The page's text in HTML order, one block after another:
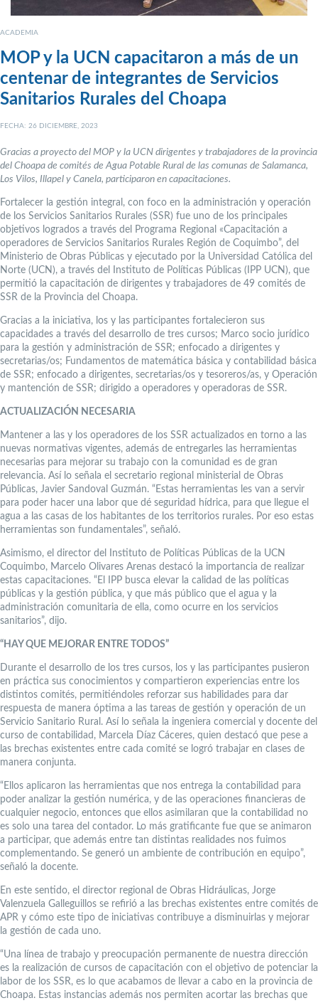
ACADEMIA
MOP y la UCN capacitaron a más de un
centenar de integrantes de Servicios
Sanitarios Rurales del Choapa
FECHA: 26 DICIEMBRE, 2023
Gracias a proyecto del MOP y la UCN dirigentes y trabajadores de la provincia
del Choapa de comités de Agua Potable Rural de las comunas de Salamanca,
Los Vilos, Illapel y Canela, participaron en capacitaciones.
Fortalecer la gestión integral, con foco en la administración y operación
de los Servicios Sanitarios Rurales (SSR) fue uno de los principales
objetivos logrados a través del Programa Regional «Capacitación a
operadores de Servicios Sanitarios Rurales Región de Coquimbo”, del
Ministerio de Obras Públicas y ejecutado por la Universidad Católica del
Norte (UCN), a través del Instituto de Políticas Públicas (IPP UCN), que
permitió la capacitación de dirigentes y trabajadores de 49 comités de
SSR de la Provincia del Choapa.
Gracias a la iniciativa, los y las participantes fortalecieron sus
capacidades a través del desarrollo de tres cursos; Marco socio jurídico
para la gestión y administración de SSR; enfocado a dirigentes y
secretarias/os; Fundamentos de matemática básica y contabilidad básica
de SSR; enfocado a dirigentes, secretarias/os y tesoreros/as, y Operación
y mantención de SSR; dirigido a operadores y operadoras de SSR.
ACTUALIZACIÓN NECESARIA
Mantener a las y los operadores de los SSR actualizados en torno a las
nuevas normativas vigentes, además de entregarles las herramientas
necesarias para mejorar su trabajo con la comunidad es de gran
relevancia. Así lo señala el secretario regional ministerial de Obras
Públicas, Javier Sandoval Guzmán. “Estas herramientas les van a servir
para poder hacer una labor que dé seguridad hídrica, para que llegue el
agua a las casas de los habitantes de los territorios rurales. Por eso estas
herramientas son fundamentales”, señaló.
Asimismo, el director del Instituto de Políticas Públicas de la UCN
Coquimbo, Marcelo Olivares Arenas destacó la importancia de realizar
estas capacitaciones. “El IPP busca elevar la calidad de las políticas
públicas y la gestión pública, y que más público que el agua y la
administración comunitaria de ella, como ocurre en los servicios
sanitarios”, dijo.
“HAY QUE MEJORAR ENTRE TODOS”
Durante el desarrollo de los tres cursos, los y las participantes pusieron
en práctica sus conocimientos y compartieron experiencias entre los
distintos comités, permitiéndoles reforzar sus habilidades para dar
respuesta de manera óptima a las tareas de gestión y operación de un
Servicio Sanitario Rural. Así lo señala la ingeniera comercial y docente del
curso de contabilidad, Marcela Díaz Cáceres, quien destacó que pese a
las brechas existentes entre cada comité se logró trabajar en clases de
manera conjunta.
“Ellos aplicaron las herramientas que nos entrega la contabilidad para
poder analizar la gestión numérica, y de las operaciones financieras de
cualquier negocio, entonces que ellos asimilaran que la contabilidad no
es solo una tarea del contador. Lo más gratificante fue que se animaron
a participar, que además entre tan distintas realidades nos fuimos
complementando. Se generó un ambiente de contribución en equipo”,
señaló la docente.
En este sentido, el director regional de Obras Hidráulicas, Jorge
Valenzuela Galleguillos se refirió a las brechas existentes entre comités de
APR y cómo este tipo de iniciativas contribuye a disminuirlas y mejorar
la gestión de cada uno.
“Una línea de trabajo y preocupación permanente de nuestra dirección
es la realización de cursos de capacitación con el objetivo de potenciar la
labor de los SSR, es lo que acabamos de llevar a cabo en la provincia de
Choapa. Estas instancias además nos permiten acortar las brechas que